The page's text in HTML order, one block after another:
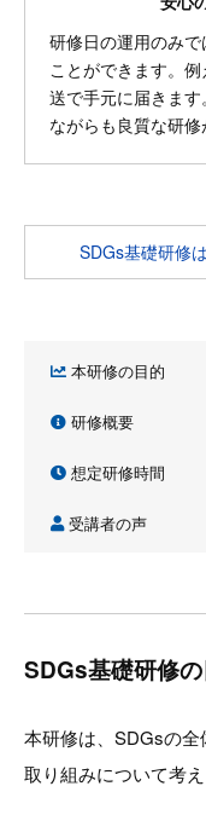
研修日の運用のみ
ことができます。
送で手元に届きま
ながらも良質な研修
SDGs基礎研修
本研修の目的
研修概要
想定研修時間
受講者の声
SDGs基礎研修
本研修は、SDGsの
取り組みについて考